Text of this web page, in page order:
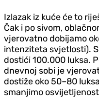
Izlazak iz kuće će to
Čak i po sivom,
vjerovatno dobijamo
intenziteta svjetlosti).
dostići 100.000 luksa.
dnevnoj sobi je
dostiže oko 50–80
smanjimo